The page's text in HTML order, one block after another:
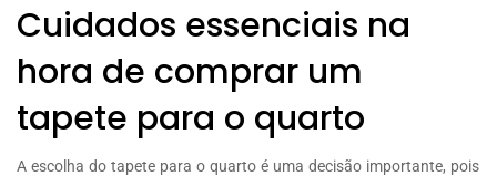
Cuidados essenciais na
hora de comprar um
tapete para o quarto
A escolha do tapete para o quarto é uma decisão importante, pois